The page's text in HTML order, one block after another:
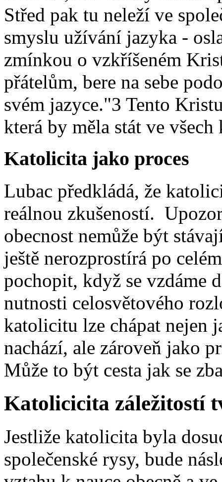
Střed pak tu neleží ve
smyslu užívání jazyka -
zmínkou o vzkříšeném
přátelům, bere na sebe
svém jazyce."3 Tento
která by měla stát ve všech
Katolicita jako proces
Lubac předkládá, že
reálnou zkušeností.
obecnost nemůže být
ještě nerozprostírá po
pochopit, když se vzdáme
nutnosti celosvětového
katolicitu lze chápat nejen
nachází, ale zároveň jako
Může to být cesta jak se
Katolicicita záležitostí
Jestliže katolicita byla
společenské rysy, bude